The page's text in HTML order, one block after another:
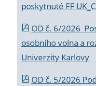
poskytnuté FF
OD č. 6/2026
osobního volna a
Univerzity Karlovy
OD č. 5/2026